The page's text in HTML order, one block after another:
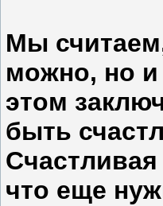
Мы
можно, но и
этом
быть
что еще